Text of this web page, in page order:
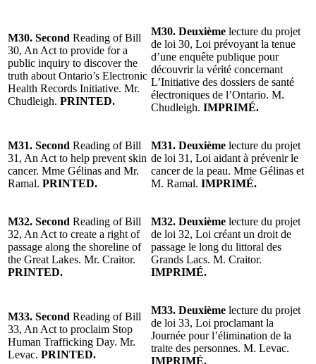
M30. Second Reading of Bill
30, An Act to provide for a
public inquiry to discover the
truth about Ontario’s Electronic
Health Records Initiative. Mr.
Chudleigh. PRINTED.
M30. Deuxième lecture du projet
de loi 30, Loi prévoyant la tenue
d’une enquête publique pour
découvrir la vérité concernant
L’Initiative des dossiers de santé
électroniques de l’Ontario. M.
Chudleigh. IMPRIMÉ.
M31. Second Reading of Bill
31, An Act to help prevent skin
cancer. Mme Gélinas and Mr.
Ramal. PRINTED.
M31. Deuxième lecture du projet
de loi 31, Loi aidant à prévenir le
cancer de la peau. Mme Gélinas et
M. Ramal. IMPRIMÉ.
M32. Second Reading of Bill
32, An Act to create a right of
passage along the shoreline of
the Great Lakes. Mr. Craitor.
PRINTED.
M32. Deuxième lecture du projet
de loi 32, Loi créant un droit de
passage le long du littoral des
Grands Lacs. M. Craitor.
IMPRIMÉ.
M33. Second Reading of Bill
33, An Act to proclaim Stop
Human Trafficking Day. Mr.
Levac. PRINTED.
M33. Deuxième lecture du projet
de loi 33, Loi proclamant la
Journée pour l’élimination de la
traite des personnes. M. Levac.
IMPRIMÉ.